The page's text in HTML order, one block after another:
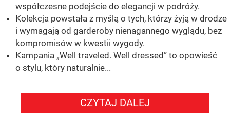
współczesne podejście do elegancji w podróży.
Kolekcja powstała z myślą o tych, którzy żyją w drodze
i wymagają od garderoby nienagannego wyglądu, bez
kompromisów w kwestii wygody.
Kampania „Well traveled. Well dressed” to opowieść
o stylu, który naturalnie...
CZYTAJ DALEJ